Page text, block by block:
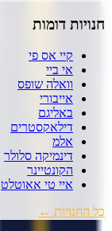
חנויות דומות
קיי אס פי
אי ביי
וואלה שופס
אייבורי
באליגם
דילאקסטרים
אלמ
דינמיקה סלולר
הקונטיינר
איי טי אאוטלט
כל החנויות ←